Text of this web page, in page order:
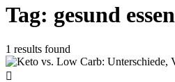
Tag: gesund essen
1 results found